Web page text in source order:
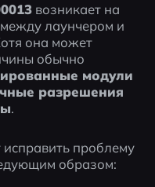
возникает на
лаунчером и
она может
обычно
модули
разрешения
.
проблему
образом: